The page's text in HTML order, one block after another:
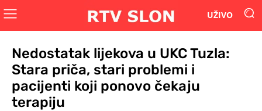
UŽIVO
Nedostatak lijekova u UKC Tuzla:
Stara priča, stari problemi i
pacijenti koji ponovo čekaju
terapiju